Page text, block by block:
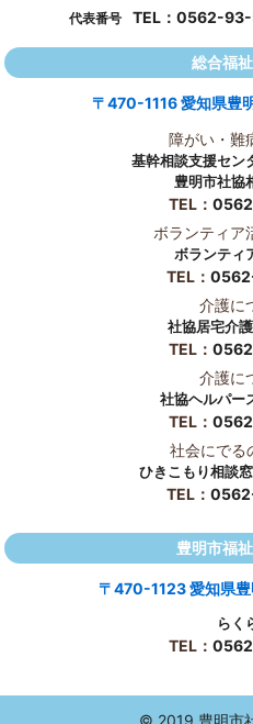
代表番号 TEL： 0562-93-
総合福
〒470-1116 愛知県豊
障がい・難
基幹相談支援セン
豊明市社協
TEL：
ボランティア
ボランティ
TEL：
介護に
社協居宅介
TEL：
介護に
社協ヘルパー
TEL：
社会にでる
ひきこもり相談
TEL：
豊明市福
〒470-1123 愛知県
らく
TEL：
© 2019 豊明市